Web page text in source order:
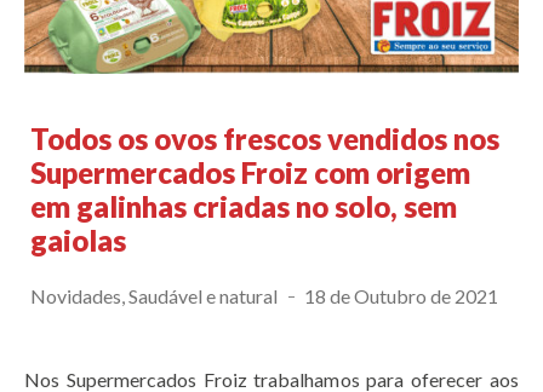
Todos os ovos frescos vendidos nos
Supermercados Froiz com origem
em galinhas criadas no solo, sem
gaiolas
Novidades,Saudável e natural 18 de Outubro de 2021
Nos Supermercados Froiz trabalhamos para oferecer aos